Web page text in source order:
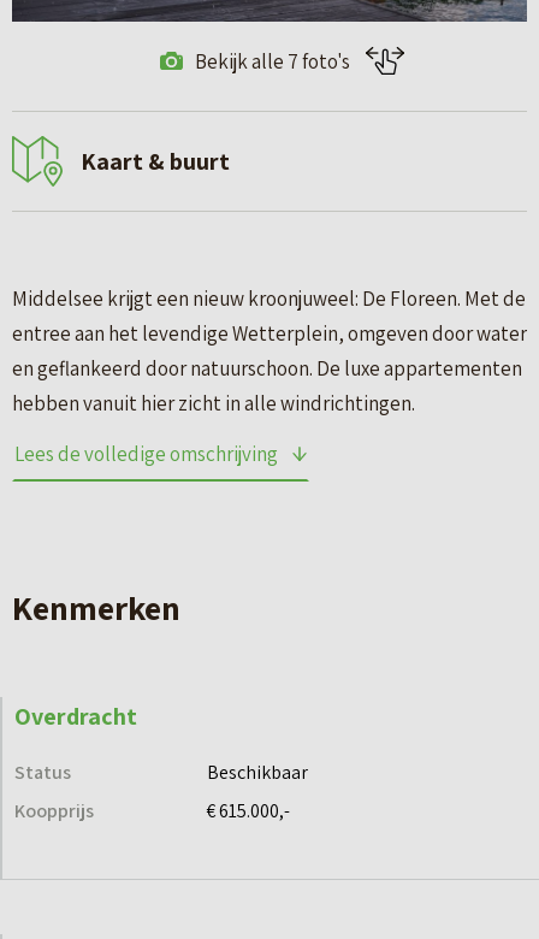
Bekijk alle 7 foto's
Kaart & buurt
Middelsee krijgt een nieuw kroonjuweel: De Floreen. Met de
entree aan het levendige Wetterplein, omgeven door water
en geflankeerd door natuurschoon. De luxe appartementen
hebben vanuit hier zicht in alle windrichtingen.
Centraal gelegen in Wetterstêd in de wijk Middelsee in
van de stad. Of ervaar het beste van deze twee werelden en
vindt u De Floreen. Met een verhoogde majestueuze entree
aan het Wetterplein.
Lees de volledige omschrijving
Kenmerken
Overdracht
Status
Beschikbaar
Koopprijs
€ 615.000,-